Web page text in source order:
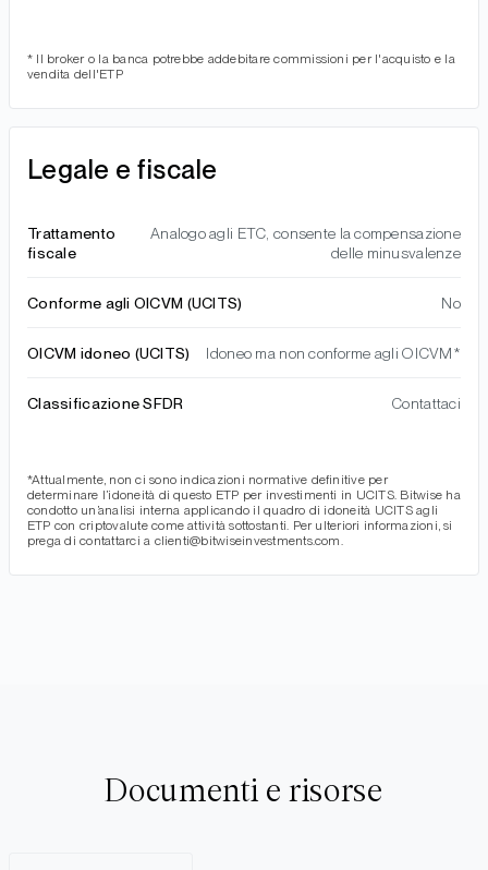
* Il broker o la banca potrebbe addebitare commissioni per l'acquisto e la
vendita dell'ETP
Legale e fiscale
Trattamento
fiscale
Analogo agli ETC, consente la compensazione
delle minusvalenze
Conforme agli OICVM (UCITS) No
OICVM idoneo (UCITS) Idoneo ma non conforme agli OICVM*
Classificazione SFDR Contattaci
*Attualmente, non ci sono indicazioni normative definitive per
determinare l’idoneità di questo ETP per investimenti in UCITS. Bitwise ha
condotto un’analisi interna applicando il quadro di idoneità UCITS agli
ETP con criptovalute come attività sottostanti. Per ulteriori informazioni, si
prega di contattarci a clienti@bitwiseinvestments.com.
Documenti e risorse